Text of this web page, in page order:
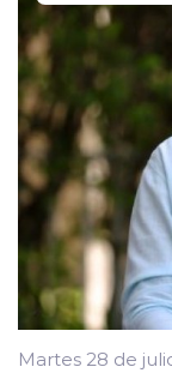
Martes 28 de